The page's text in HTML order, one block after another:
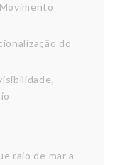
do
raio de mar a